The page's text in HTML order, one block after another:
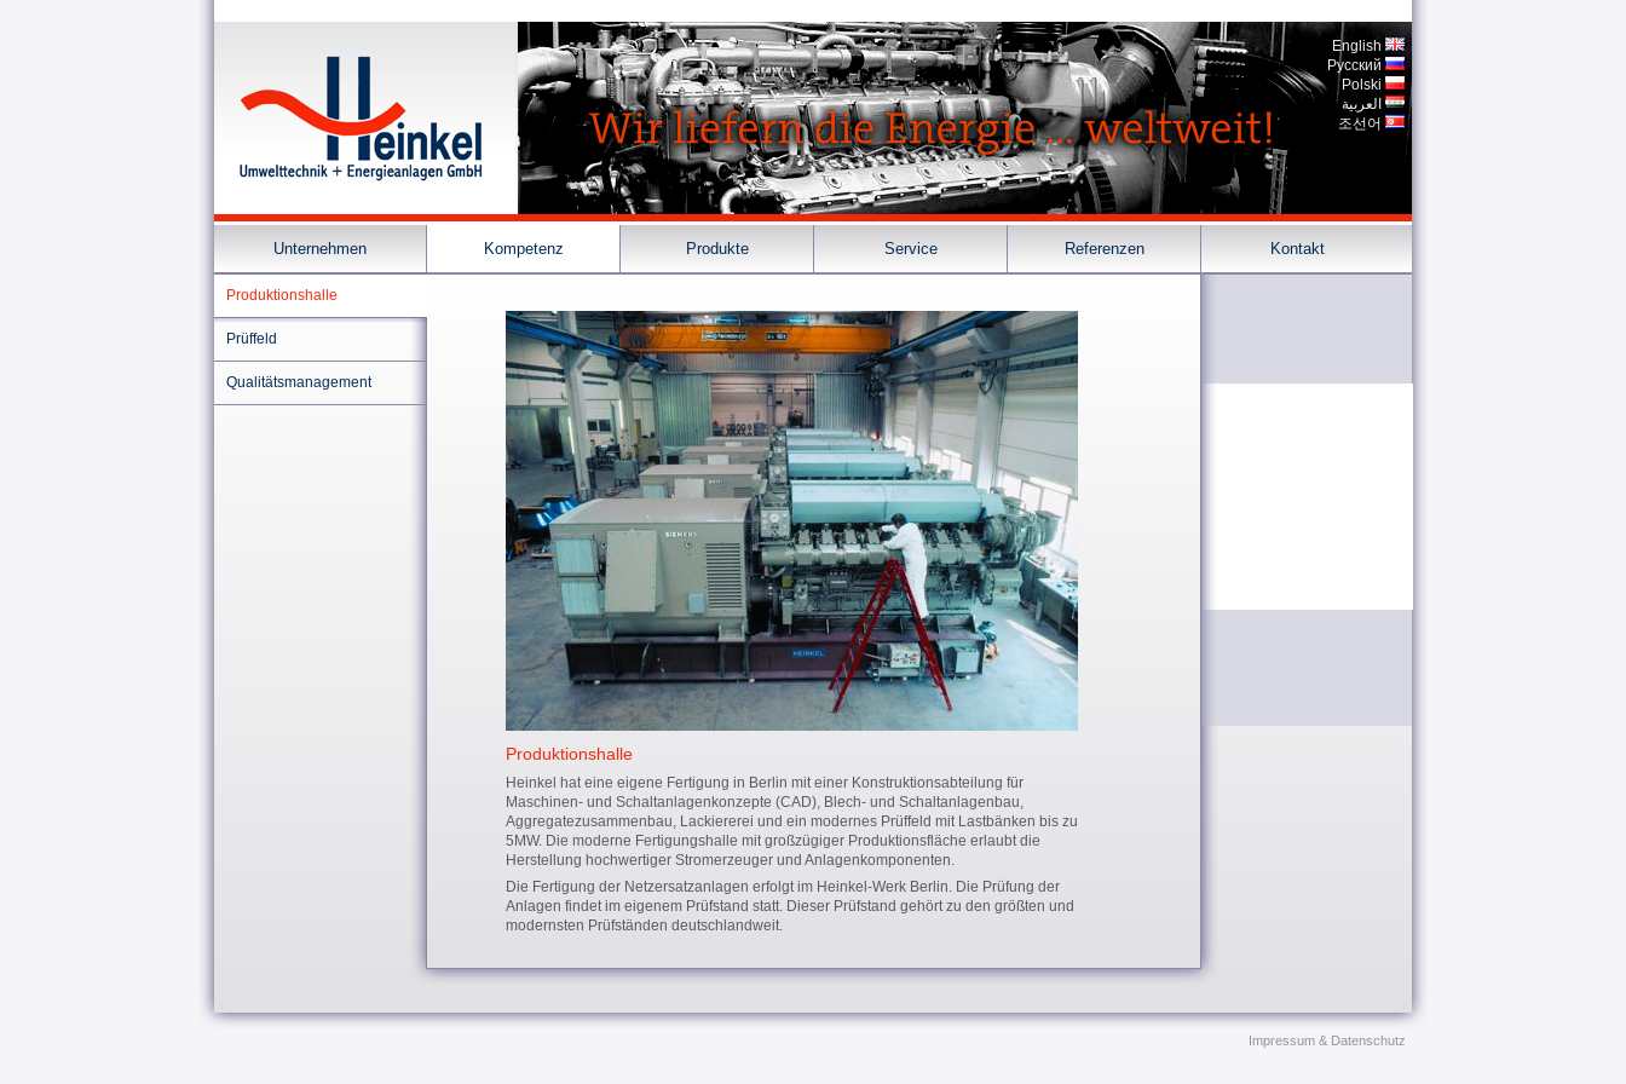
Unternehmen Kompetenz Produkte Service Referenzen Kontakt
English
Pусский
Polski
العربية
조선어
Produktionshalle
Prüffeld
Qualitätsmanagement
Produktionshalle
Heinkel hat eine eigene Fertigung in Berlin mit einer Konstruktionsabteilung für
Maschinen- und Schaltanlagenkonzepte (CAD), Blech- und Schaltanlagenbau,
Aggregatezusammenbau, Lackiererei und ein modernes Prüffeld mit Lastbänken bis zu
5MW. Die moderne Fertigungshalle mit großzügiger Produktionsfläche erlaubt die
Herstellung hochwertiger Stromerzeuger und Anlagenkomponenten.
Die Fertigung der Netzersatzanlagen erfolgt im Heinkel-Werk Berlin. Die Prüfung der
Anlagen findet im eigenem Prüfstand statt. Dieser Prüfstand gehört zu den größten und
modernsten Prüfständen deutschlandweit.
Impressum & Datenschutz